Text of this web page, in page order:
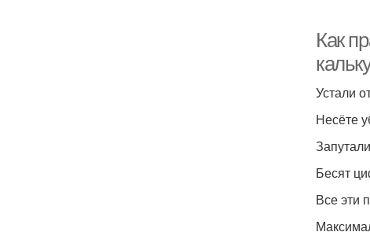
Как
Устали
Несёте
Бесят
Все эти